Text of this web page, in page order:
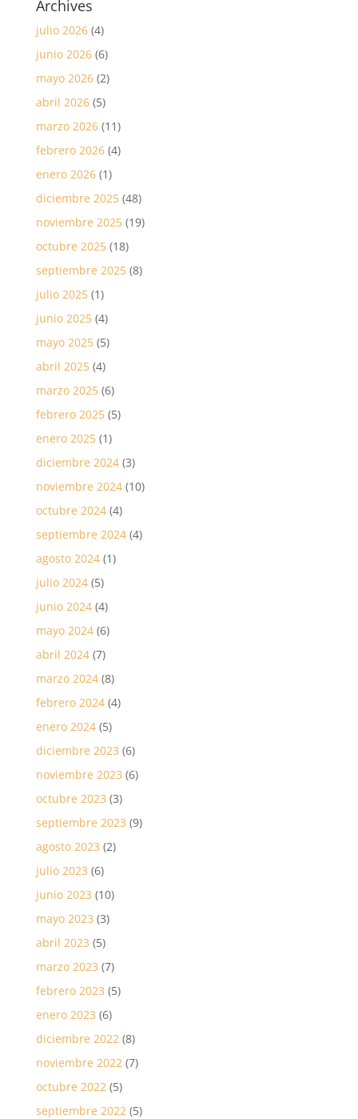
Archives
julio 2026(4)
junio 2026(6)
mayo 2026(2)
abril 2026(5)
marzo 2026(11)
febrero 2026(4)
enero 2026(1)
diciembre 2025(48)
noviembre 2025(19)
octubre 2025(18)
septiembre 2025(8)
julio 2025(1)
junio 2025(4)
mayo 2025(5)
abril 2025(4)
marzo 2025(6)
febrero 2025(5)
enero 2025(1)
diciembre 2024(3)
noviembre 2024(10)
octubre 2024(4)
septiembre 2024(4)
agosto 2024(1)
julio 2024(5)
junio 2024(4)
mayo 2024(6)
abril 2024(7)
marzo 2024(8)
febrero 2024(4)
enero 2024(5)
diciembre 2023 (6)
noviembre 2023 (6)
octubre 2023 (3)
septiembre 2023 (9)
agosto 2023 (2)
julio 2023 (6)
junio 2023 (10)
mayo 2023 (3)
abril 2023 (5)
marzo 2023 (7)
febrero 2023 (5)
enero 2023 (6)
diciembre 2022 (8)
noviembre 2022 (7)
octubre 2022 (5)
septiembre 2022 (5)